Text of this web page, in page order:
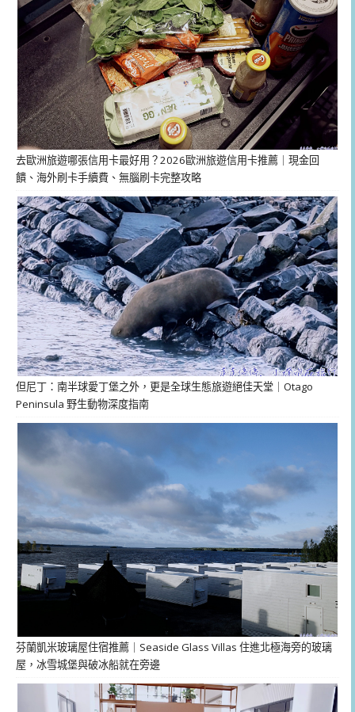
去歐洲旅遊哪張信用卡最好用？2026歐洲旅遊信用卡推薦｜現金回
饋、海外刷卡手續費、無腦刷卡完整攻略
但尼丁：南半球愛丁堡之外，更是全球生態旅遊絕佳天堂｜Otago
Peninsula 野生動物深度指南
芬蘭凱米玻璃屋住宿推薦｜Seaside Glass Villas 住進北極海旁的玻璃
屋，冰雪城堡與破冰船就在旁邊